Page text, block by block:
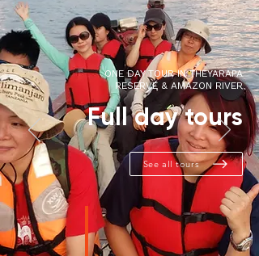
ONE DAY TOUR IN THEYARAPA
RESERVE & AMAZON RIVER
Full day tours
See all tours